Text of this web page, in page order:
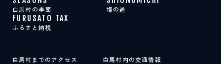
白馬村の季節 塩の道
FURUSATO TAX
ふるさと納税
白馬村までのアクセス
白馬村内の交通情報